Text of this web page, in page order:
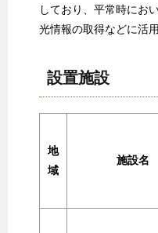
しており、平常時にお
光情報の取得などに活
設置施設
地
域
施設名